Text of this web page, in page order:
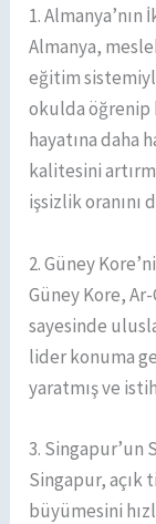
1.
Almanya,
eğitim
okulda öğrenip
hayatına daha
kalitesini
işsizlik oranını
2. Güney
Güney Kore,
sayesinde
lider konuma
yaratmış ve
3. Singapur’un
Singapur,
büyümesini